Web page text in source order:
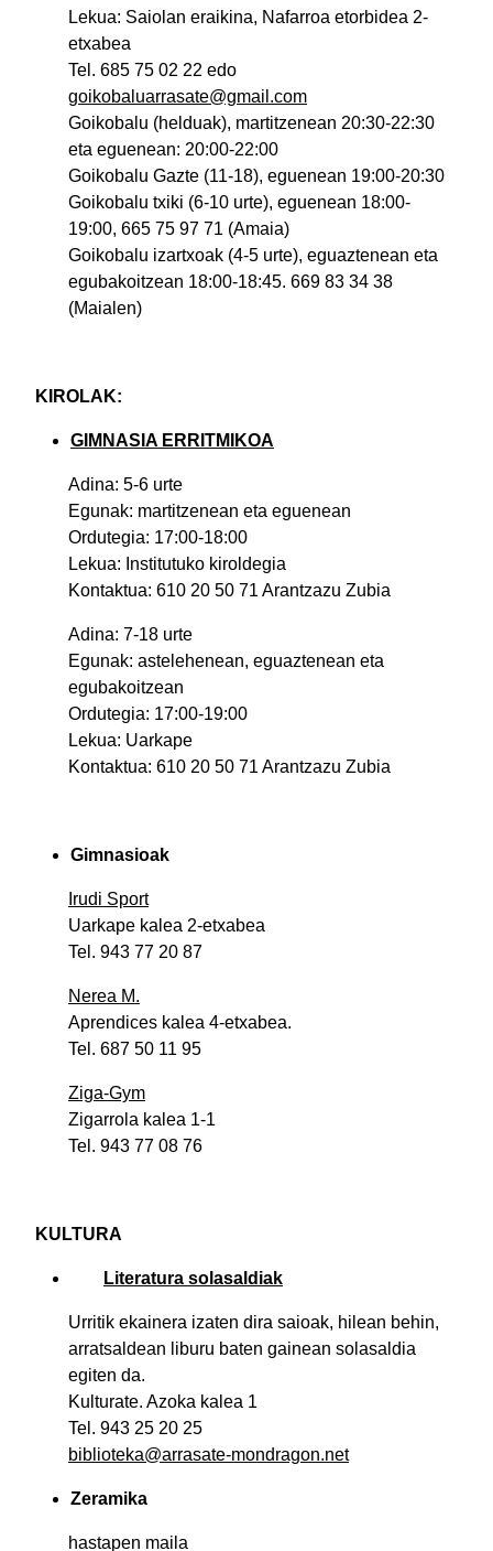
Lekua: Saiolan eraikina, Nafarroa etorbidea 2-
etxabea
Tel. 685 75 02 22 edo
goikobaluarrasate@gmail.com
Goikobalu (helduak), martitzenean 20:30-22:30
eta eguenean: 20:00-22:00
Goikobalu Gazte (11-18), eguenean 19:00-20:30
Goikobalu txiki (6-10 urte), eguenean 18:00-
19:00, 665 75 97 71 (Amaia)
Goikobalu izartxoak (4-5 urte), eguaztenean eta
egubakoitzean 18:00-18:45. 669 83 34 38
(Maialen)
KIROLAK:
GIMNASIA ERRITMIKOA
Adina: 5-6 urte
Egunak: martitzenean eta eguenean
Ordutegia: 17:00-18:00
Lekua: Institutuko kiroldegia
Kontaktua: 610 20 50 71 Arantzazu Zubia
Adina: 7-18 urte
Egunak: astelehenean, eguaztenean eta
egubakoitzean
Ordutegia: 17:00-19:00
Lekua: Uarkape
Kontaktua: 610 20 50 71 Arantzazu Zubia
Gimnasioak
Irudi Sport
Uarkape kalea 2-etxabea
Tel. 943 77 20 87
Nerea M.
Aprendices kalea 4-etxabea.
Tel. 687 50 11 95
Ziga-Gym
Zigarrola kalea 1-1
Tel. 943 77 08 76
KULTURA
Literatura solasaldiak
Urritik ekainera izaten dira saioak, hilean behin,
arratsaldean liburu baten gainean solasaldia
egiten da.
Kulturate. Azoka kalea 1
Tel. 943 25 20 25
biblioteka@arrasate-mondragon.net
Zeramika
hastapen maila